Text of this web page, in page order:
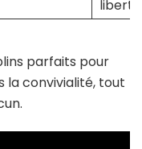
parfaits pour
la convivialité, tout